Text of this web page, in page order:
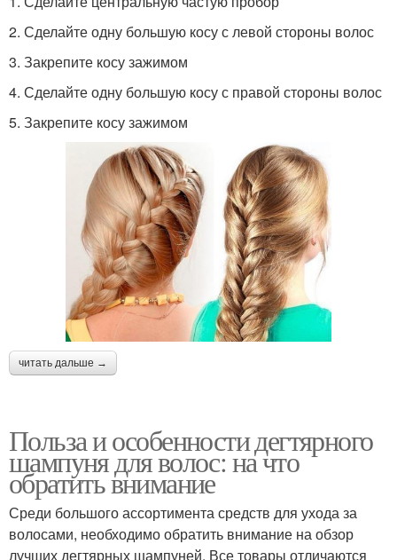
2. Сделайте одну большую косу с левой стороны волос
3. Закрепите косу зажимом
4. Сделайте одну большую косу с правой стороны волос
5. Закрепите косу зажимом
читать дальше →
Польза и особенности дегтярного
шампуня для волос: на что
обратить внимание
Среди большого ассортимента средств для ухода за
волосами, необходимо обратить внимание на обзор
лучших дегтярных шампуней. Все товары отличаются